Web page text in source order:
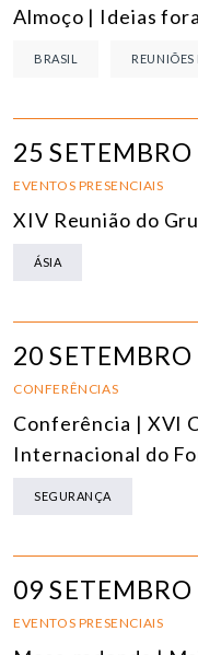
Almoço | Ideias
BRASIL REUNIÕES
25
EVENTOS PRESENCIAIS
XIV Reunião do
ÁSIA
20
CONFERÊNCIAS
Conferência | XVI
Internacional do
SEGURANÇA
09
EVENTOS PRESENCIAIS